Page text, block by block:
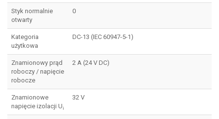
Styk normalnie
otwarty
0
Kategoria
użytkowa
DC-13 (IEC 60947-5-1)
Znamionowy prąd
roboczy / napięcie
robocze
2 A (24 V DC)
Znamionowe
napięcie izolacji Ui
32 V